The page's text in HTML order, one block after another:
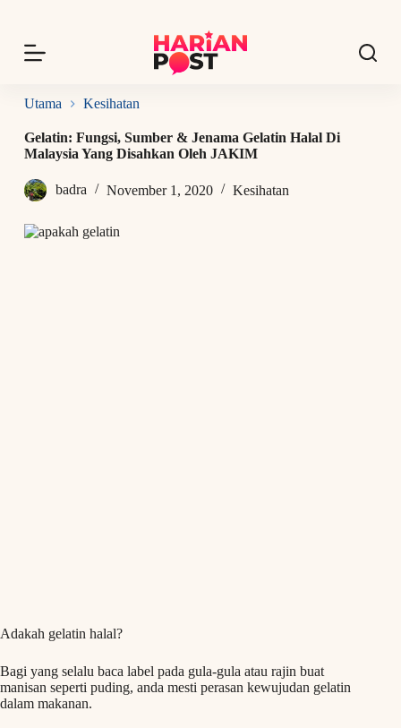
p
o
n
n
Utama Kesihatan
Gelatin: Fungsi, Sumber & Jenama Gelatin Halal Di
Malaysia Yang Disahkan Oleh JAKIM
badra November 1, 2020 Kesihatan
Adakah gelatin halal?
Bagi yang selalu baca label pada gula-gula atau rajin buat
manisan seperti puding, anda mesti perasan kewujudan gelatin
dalam makanan.